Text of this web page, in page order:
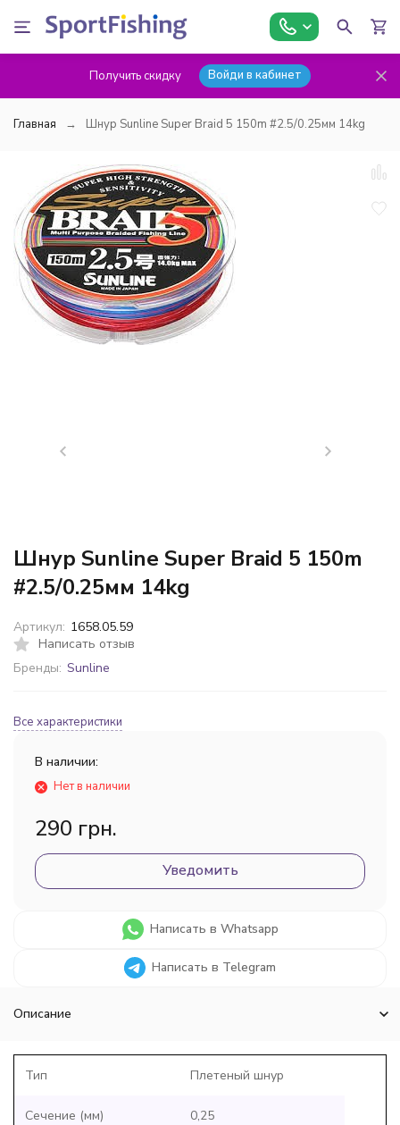
Получить скидку Войди в кабинет
Главная Шнур Sunline Super Braid 5 150m #2.5/0.25мм 14kg
Шнур Sunline Super Braid 5 150m
#2.5/0.25мм 14kg
Написать отзыв
Бренды: Sunline
Артикул: 1658.05.59
Все характеристики
В наличии:
Нет в наличии
290 грн.
Уведомить
Написать в Whatsapp
Написать в Telegram
Описание
Тип Плетеный шнур
Сечение (мм) 0,25